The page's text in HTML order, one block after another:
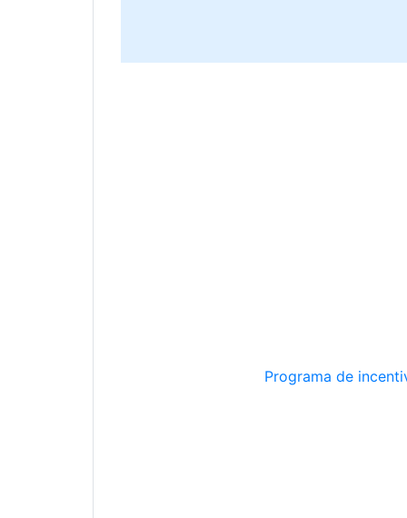
Programa de